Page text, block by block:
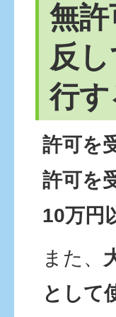
無
反
行
許可を
許可を
10万円
また、
として